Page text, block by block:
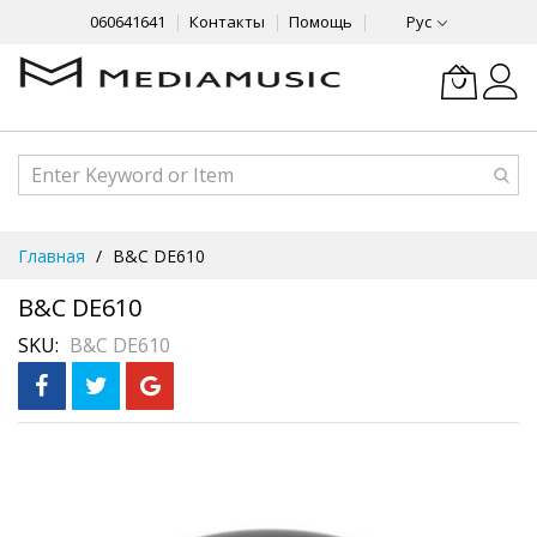
060641641 Контакты Помощь Рус
Content
Главная B&C DE610
B&C DE610
SKU B&C DE610